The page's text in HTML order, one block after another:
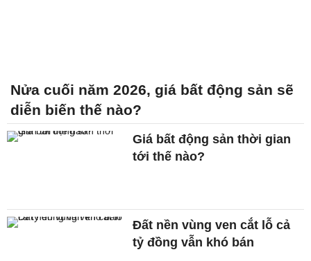
Nửa cuối năm 2026, giá bất động sản sẽ
diễn biến thế nào?
Giá bất động sản thời gian
tới thế nào?
Đất nền vùng ven cắt lỗ cả
tỷ đồng vẫn khó bán